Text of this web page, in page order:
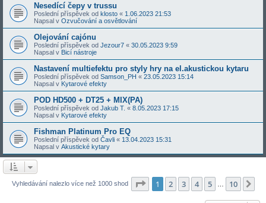
Nesedící čepy v trussu
Poslední příspěvek od klosto « 1.06.2023 21:53
Napsal v Ozvučování a osvětlování
Olejování cajónu
Poslední příspěvek od Jezour7 « 30.05.2023 9:59
Napsal v Bicí nástroje
Nastavení multiefektu pro styly hry na el.akustickou kytaru
Poslední příspěvek od Samson_PH « 23.05.2023 15:14
Napsal v Kytarové efekty
POD HD500 + DT25 + MIX(PA)
Poslední příspěvek od Jakub T. « 8.05.2023 17:15
Napsal v Kytarové efekty
Fishman Platinum Pro EQ
Poslední příspěvek od Čavli « 13.04.2023 15:31
Napsal v Akustické kytary
Vyhledávání nalezlo více než 1000 shod Stránka z 10
1 2 3 4 5 10